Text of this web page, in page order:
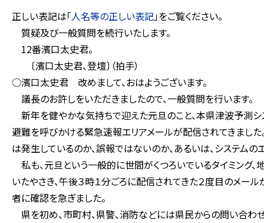
正しい表記は「人名等の正しい表記」をご覧ください。
質疑及び一般質問を続行いたします。
12番濱口太史君。
〔濱口太史君、登壇〕（拍手）
○濱口太史君 改めまして、おはようございます。
議長のお許しをいただきましたので、一般質問を行います。
新年を健やかな気持ちで迎えた元旦のこと、本県津波予測シ
避難を呼びかける緊急速報エリアメールが配信されてきました
は発生しているのか、誤報ではないのか、あるいは、システム
私も、元旦という一般的に世間がくつろいでいるタイミング
いたやさき、午後３時１分ごろに配信されてきた２度目のメー
者に確認を急ぎました。
県を初め、市町村、県警、消防などには県民からの問い合